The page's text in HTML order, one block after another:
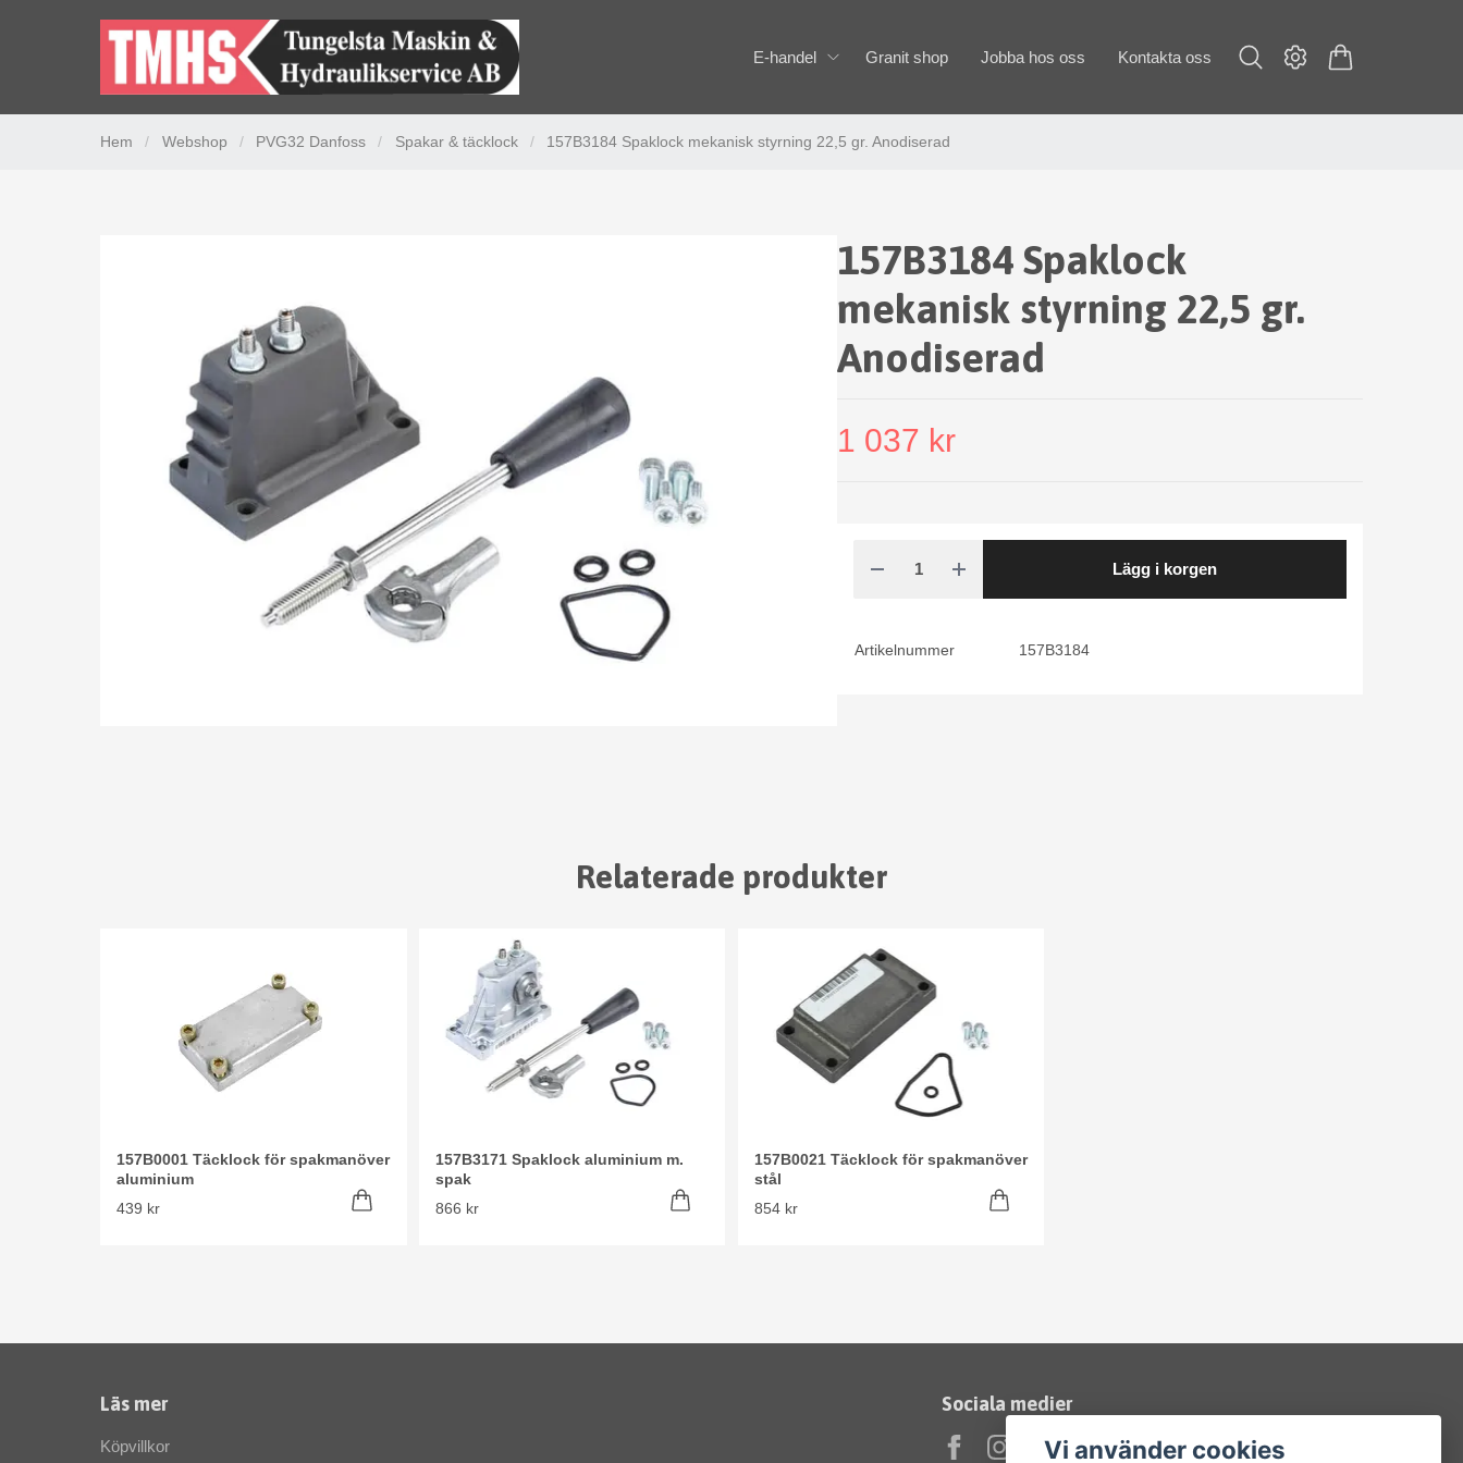
E-handel Granit shop Jobba hos oss Kontakta oss
Hem / Webshop / PVG32 Danfoss / Spakar & täcklock / 157B3184 Spaklock mekanisk styrning 22,5 gr. Anodiserad
157B3184 Spaklock
mekanisk styrning 22,5 gr.
Anodiserad
1 037 kr
Lägg i korgen
Artikelnummer 157B3184
Relaterade produkter
157B0001 Täcklock för spakmanöver
aluminium
439 kr
157B3171 Spaklock aluminium m.
spak
866 kr
157B0021 Täcklock för spakmanöver
stål
854 kr
Läs mer
Köpvillkor
Sociala medier
Vi använder cookies